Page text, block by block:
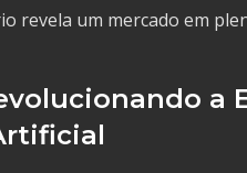
revela um mercado em